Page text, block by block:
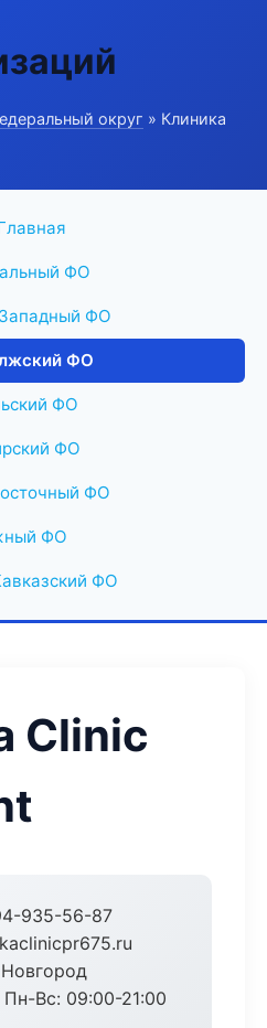
округ » Клиника
ФО
ФО
ФО
ФО
ФО
ФО
ФО
ФО
Clinic
935-56-87
Пн-Вс: 09:00-21:00